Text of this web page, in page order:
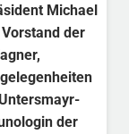
Michael
der
der